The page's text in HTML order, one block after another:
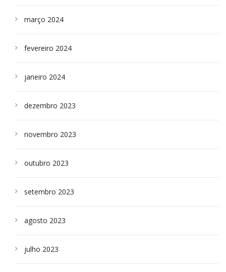
março 2024
fevereiro 2024
janeiro 2024
dezembro 2023
novembro 2023
outubro 2023
setembro 2023
agosto 2023
julho 2023